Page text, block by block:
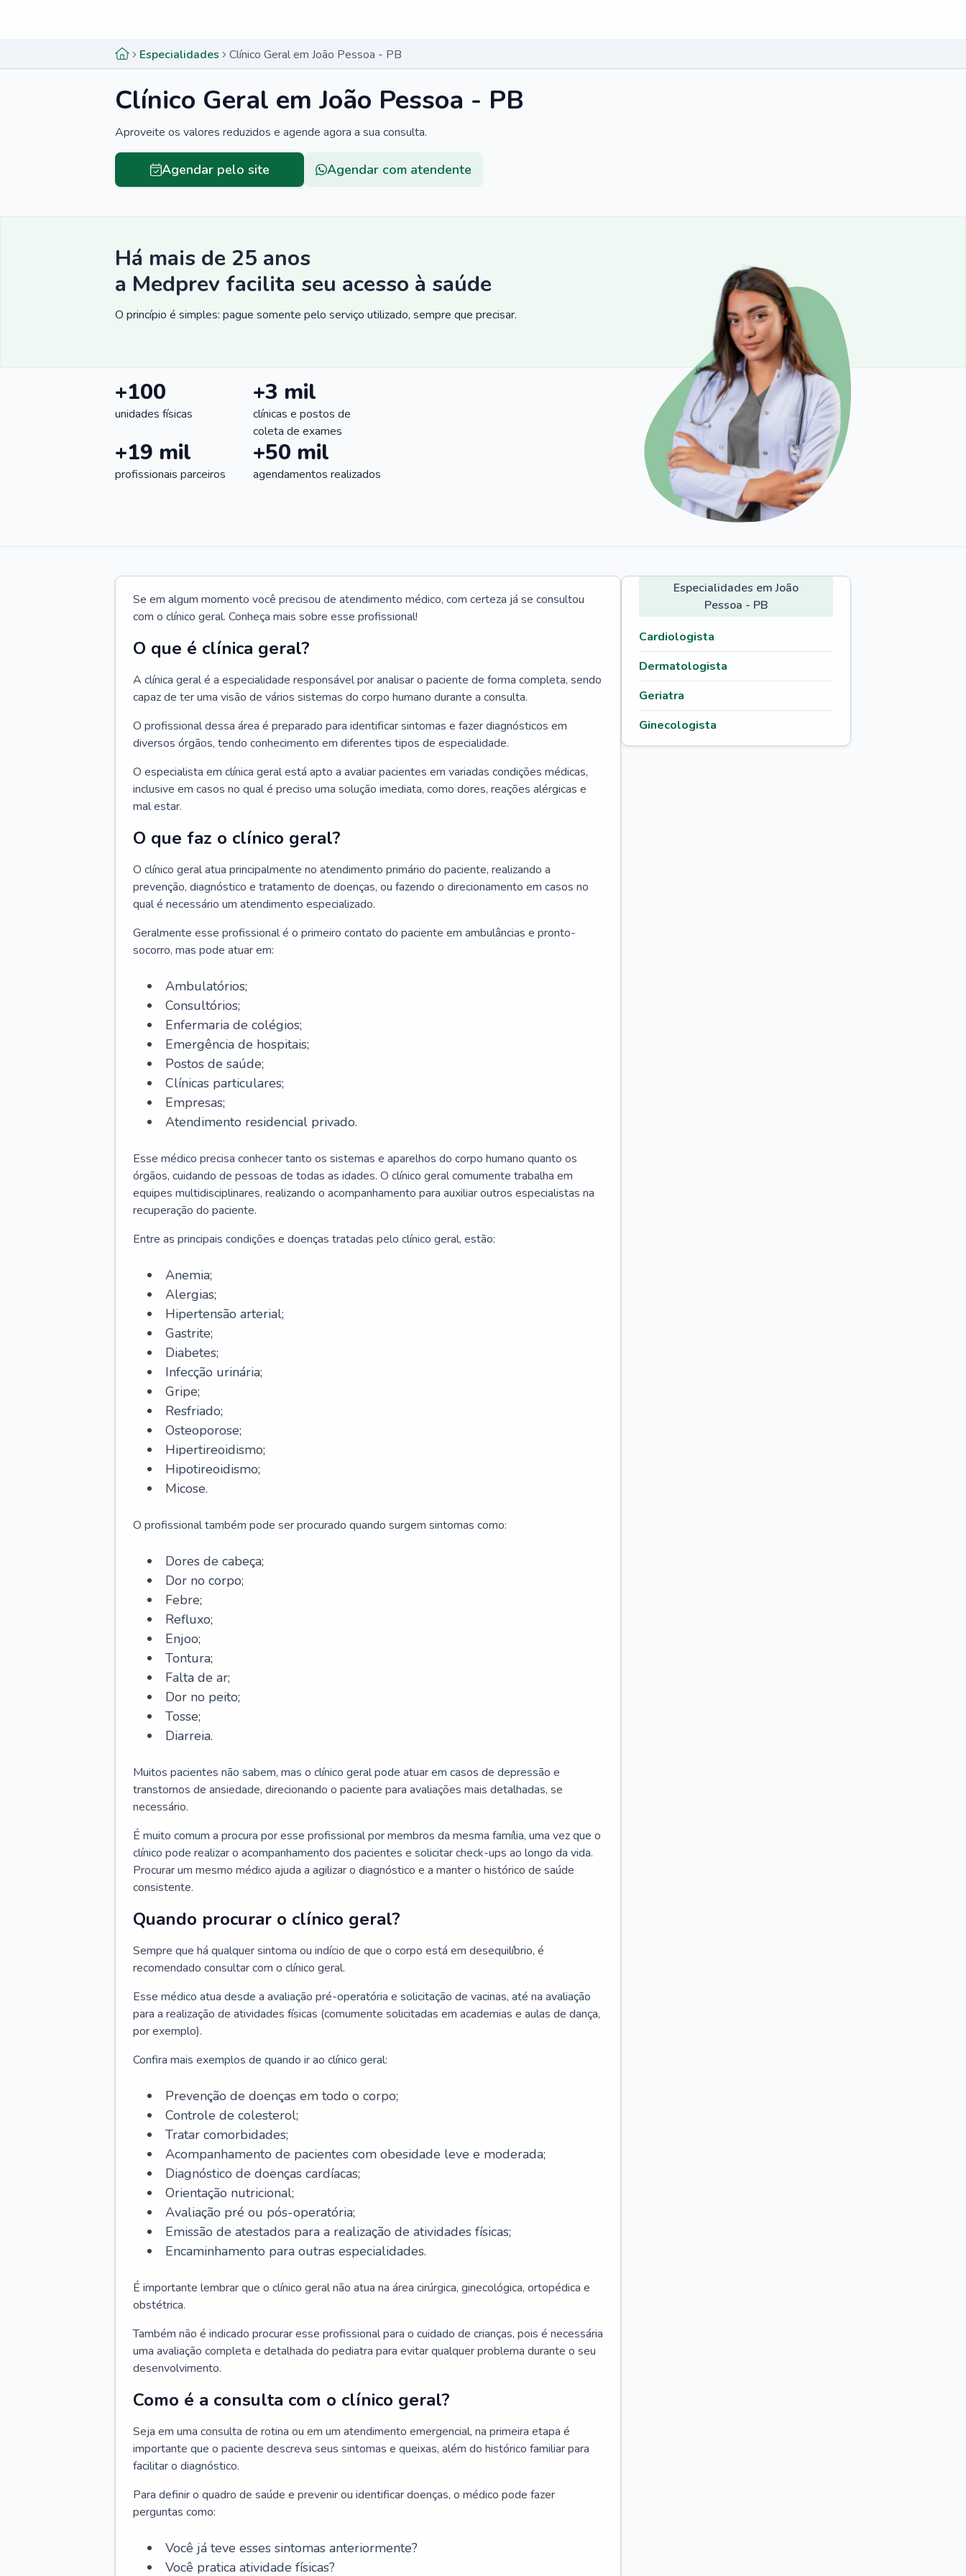
Especialidades Clínico Geral em João Pessoa - PB
Clínico Geral em João Pessoa - PB
Aproveite os valores reduzidos e agende agora a sua consulta.
Agendar pelo site Agendar com atendente
Há mais de 25 anos
a Medprev facilita seu acesso à saúde
O princípio é simples: pague somente pelo serviço utilizado, sempre que precisar.
+100
unidades físicas
+3 mil
clínicas e postos de
coleta de exames
+19 mil
profissionais parceiros
+50 mil
agendamentos realizados
Se em algum momento você precisou de atendimento médico, com certeza já se consultou
com o clínico geral. Conheça mais sobre esse profissional!
O que é clínica geral?
A clínica geral é a especialidade responsável por analisar o paciente de forma completa, sendo
capaz de ter uma visão de vários sistemas do corpo humano durante a consulta.
O profissional dessa área é preparado para identificar sintomas e fazer diagnósticos em
diversos órgãos, tendo conhecimento em diferentes tipos de especialidade.
O especialista em clínica geral está apto a avaliar pacientes em variadas condições médicas,
inclusive em casos no qual é preciso uma solução imediata, como dores, reações alérgicas e
mal estar.
O que faz o clínico geral?
O clínico geral atua principalmente no atendimento primário do paciente, realizando a
prevenção, diagnóstico e tratamento de doenças, ou fazendo o direcionamento em casos no
qual é necessário um atendimento especializado.
Geralmente esse profissional é o primeiro contato do paciente em ambulâncias e pronto-
socorro, mas pode atuar em:
Ambulatórios;
Consultórios;
Enfermaria de colégios;
Emergência de hospitais;
Postos de saúde;
Clínicas particulares;
Empresas;
Atendimento residencial privado.
Esse médico precisa conhecer tanto os sistemas e aparelhos do corpo humano quanto os
órgãos, cuidando de pessoas de todas as idades. O clínico geral comumente trabalha em
equipes multidisciplinares, realizando o acompanhamento para auxiliar outros especialistas na
recuperação do paciente.
Entre as principais condições e doenças tratadas pelo clínico geral, estão:
Anemia;
Alergias;
Hipertensão arterial;
Gastrite;
Diabetes;
Infecção urinária;
Gripe;
Resfriado;
Osteoporose;
Hipertireoidismo;
Hipotireoidismo;
Micose.
O profissional também pode ser procurado quando surgem sintomas como:
Dores de cabeça;
Dor no corpo;
Febre;
Refluxo;
Enjoo;
Tontura;
Falta de ar;
Dor no peito;
Tosse;
Diarreia.
Muitos pacientes não sabem, mas o clínico geral pode atuar em casos de depressão e
transtornos de ansiedade, direcionando o paciente para avaliações mais detalhadas, se
necessário.
É muito comum a procura por esse profissional por membros da mesma família, uma vez que o
clínico pode realizar o acompanhamento dos pacientes e solicitar check-ups ao longo da vida.
Procurar um mesmo médico ajuda a agilizar o diagnóstico e a manter o histórico de saúde
consistente.
Quando procurar o clínico geral?
Sempre que há qualquer sintoma ou indício de que o corpo está em desequilíbrio, é
recomendado consultar com o clínico geral.
Esse médico atua desde a avaliação pré-operatória e solicitação de vacinas, até na avaliação
para a realização de atividades físicas (comumente solicitadas em academias e aulas de dança,
por exemplo).
Confira mais exemplos de quando ir ao clínico geral:
Prevenção de doenças em todo o corpo;
Controle de colesterol;
Tratar comorbidades;
Acompanhamento de pacientes com obesidade leve e moderada;
Diagnóstico de doenças cardíacas;
Orientação nutricional;
Avaliação pré ou pós-operatória;
Emissão de atestados para a realização de atividades físicas;
Encaminhamento para outras especialidades.
É importante lembrar que o clínico geral não atua na área cirúrgica, ginecológica, ortopédica e
obstétrica.
Também não é indicado procurar esse profissional para o cuidado de crianças, pois é necessária
uma avaliação completa e detalhada do pediatra para evitar qualquer problema durante o seu
desenvolvimento.
Como é a consulta com o clínico geral?
Seja em uma consulta de rotina ou em um atendimento emergencial, na primeira etapa é
importante que o paciente descreva seus sintomas e queixas, além do histórico familiar para
facilitar o diagnóstico.
Para definir o quadro de saúde e prevenir ou identificar doenças, o médico pode fazer
perguntas como:
Você já teve esses sintomas anteriormente?
Você pratica atividade físicas?
Especialidades em João
Pessoa - PB
Cardiologista
Dermatologista
Geriatra
Ginecologista